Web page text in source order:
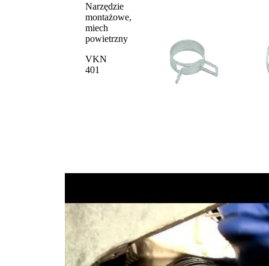
Narzędzie
montażowe,
miech
powietrzny
VKN
401